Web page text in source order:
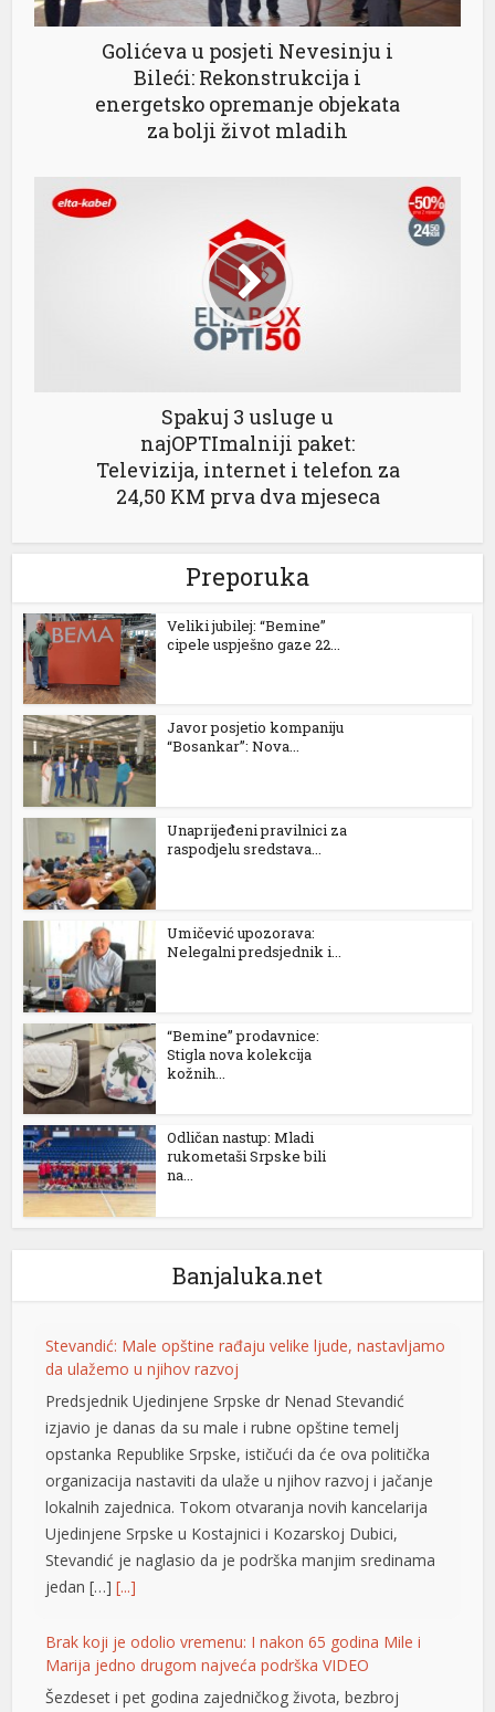
Golićeva u posjeti Nevesinju i
Bileći: Rekonstrukcija i
energetsko opremanje objekata
za bolji život mladih
Spakuj 3 usluge u
najOPTImalniji paket:
Televizija, internet i telefon za
24,50 KM prva dva mjeseca
Preporuka
Veliki jubilej: “Bemine”
cipele uspješno gaze 22...
Javor posjetio kompaniju
“Bosankar”: Nova...
Unaprijeđeni pravilnici za
raspodjelu sredstava...
Umičević upozorava:
Nelegalni predsjednik i...
“Bemine” prodavnice:
Stigla nova kolekcija
kožnih...
Odličan nastup: Mladi
rukometaši Srpske bili
na...
Banjaluka.net
Stevandić: Male opštine rađaju velike ljude, nastavljamo
da ulažemo u njihov razvoj
Predsjednik Ujedinjene Srpske dr Nenad Stevandić
izjavio je danas da su male i rubne opštine temelj
opstanka Republike Srpske, ističući da će ova politička
organizacija nastaviti da ulaže u njihov razvoj i jačanje
lokalnih zajednica. Tokom otvaranja novih kancelarija
Ujedinjene Srpske u Kostajnici i Kozarskoj Dubici,
Stevandić je naglasio da je podrška manjim sredinama
jedan […][...]
Brak koji je odolio vremenu: I nakon 65 godina Mile i
Marija jedno drugom najveća podrška VIDEO
Šezdeset i pet godina zajedničkog života, bezbroj